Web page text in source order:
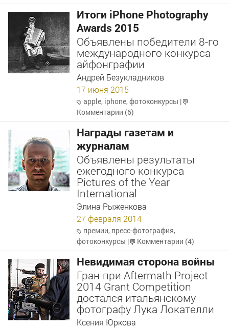
Итоги iPhone Photography
Awards 2015
Объявлены победители 8-го
международного конкурса
айфонграфии
Андрей Безукладников
17 июня 2015
apple, iphone,фотоконкурсы |
Комментарии (6)
Награды газетам и
журналам
Объявлены результаты
ежегодного конкурса
Pictures of the Year
International
Элина Рыженкова
27 февраля 2014
премии, пресс-фотография,
фотоконкурсы | Комментарии (4)
Невидимая сторона войны
Гран-при Aftermath Project
2014 Grant Competition
достался итальянскому
фотографу Лука Локателли
Ксения Юркова